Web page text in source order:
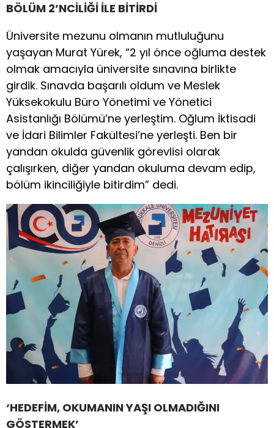
BÖLÜM 2’NCİLİĞİ İLE BİTİRDİ
Üniversite mezunu olmanın mutluluğunu
yaşayan Murat Yürek, “2 yıl önce oğluma destek
olmak amacıyla üniversite sınavına birlikte
girdik. Sınavda başarılı oldum ve Meslek
Yüksekokulu Büro Yönetimi ve Yönetici
Asistanlığı Bölümü’ne yerleştim. Oğlum İktisadi
ve İdari Bilimler Fakültesi’ne yerleşti. Ben bir
yandan okulda güvenlik görevlisi olarak
çalışırken, diğer yandan okuluma devam edip,
bölüm ikinciliğiyle bitirdim” dedi.
‘HEDEFİM, OKUMANIN YAŞI OLMADIĞINI
GÖSTERMEK’